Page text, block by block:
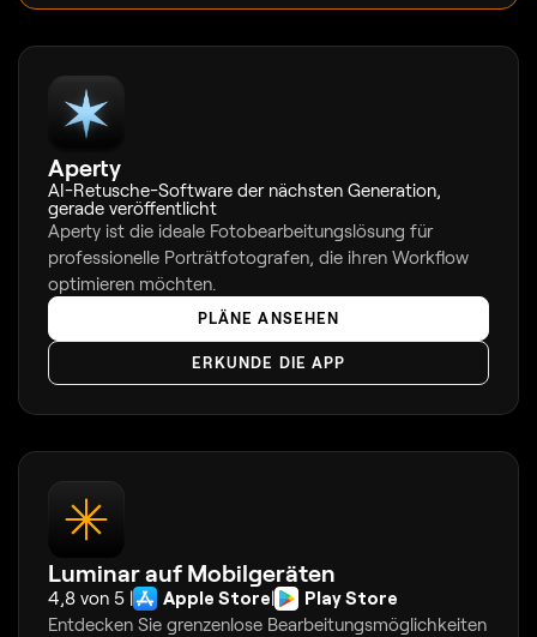
Aperty
AI-Retusche-Software der nächsten Generation,
gerade veröffentlicht
Aperty ist die ideale Fotobearbeitungslösung für
professionelle Porträtfotografen, die ihren Workflow
optimieren möchten.
PLÄNE ANSEHEN
ERKUNDE DIE APP
Luminar auf Mobilgeräten
4,8 von 5 | Apple Store|
Play Store
Entdecken Sie grenzenlose Bearbeitungsmöglichkeiten